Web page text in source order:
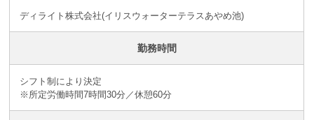
ディライト株式会社(イリスウォーターテラスあやめ池)
勤務時間
シフト制により決定
※所定労働時間7時間30分／休憩60分